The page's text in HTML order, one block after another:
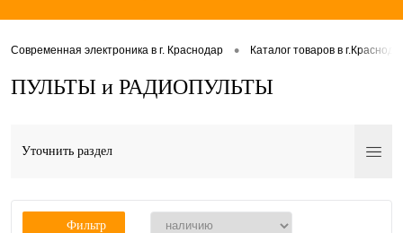
Современная электроника в г. Краснодар • Каталог товаров в
ПУЛЬТЫ и РАДИОПУЛЬТЫ
Уточнить раздел
Фильтр